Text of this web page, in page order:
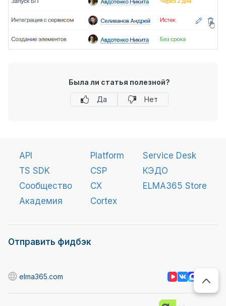
Была ли статья полезной?
Да
Нет
API
TS SDK
Сообщество
Академия
Platform
CSP
CX
Cortex
Service Desk
КЭДО
ELMA365 Store
Отправить фидбэк
elma365.com